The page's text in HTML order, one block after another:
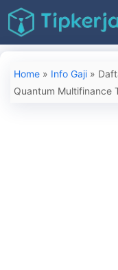
Langsung
ke
isi
Home » Info Gaji »
Quantum Multifinance